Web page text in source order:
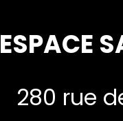
ESPACE
280 rue